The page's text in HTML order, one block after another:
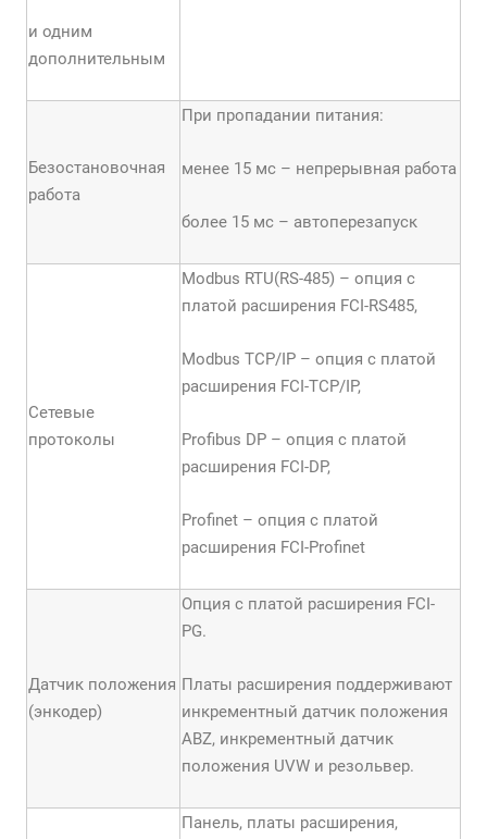
и одним
дополнительным
Безостановочная
работа
При пропадании питания:
менее 15 мс – непрерывная работа
более 15 мс – автоперезапуск
Сетевые
протоколы
Modbus RTU(RS-485) – опция с
платой расширения FCI-RS485,
Modbus TCP/IP – опция с платой
расширения FCI-TCP/IP,
Profibus DP – опция с платой
расширения FCI-DP,
Profinet – опция с платой
расширения FCI-Profinet
Датчик положения
(энкодер)
Опция с платой расширения FCI-
PG.
Платы расширения поддерживают
инкрементный датчик положения
АBZ, инкрементный датчик
положения UVW и резольвер.
Панель, платы расширения,